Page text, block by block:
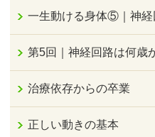
一生動ける身体⑤｜神経
第5回｜神経回路は何歳
治療依存からの卒業
正しい動きの基本